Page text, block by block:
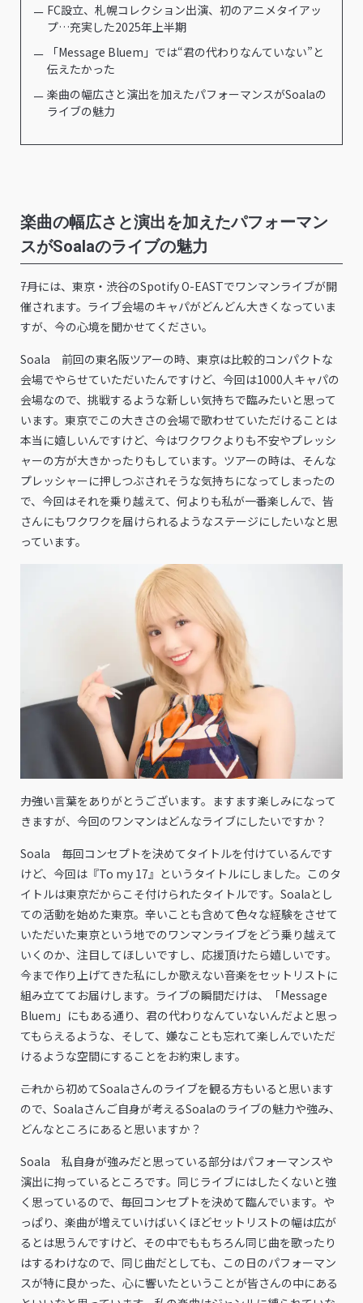
FC設立、札幌コレクション出演、初のアニメタイアッ
プ…充実した2025年上半期
「Message Bluem」では“君の代わりなんていない”と
伝えたかった
楽曲の幅広さと演出を加えたパフォーマンスがSoalaの
ライブの魅力
楽曲の幅広さと演出を加えたパフォーマン
スがSoalaのライブの魅力
――7月には、東京・渋谷のSpotify O-EASTでワンマンライブが開
催されます。ライブ会場のキャパがどんどん大きくなっていま
すが、今の心境を聞かせてください。
Soala 前回の東名阪ツアーの時、東京は比較的コンパクトな
会場でやらせていただいたんですけど、今回は1000人キャパの
会場なので、挑戦するような新しい気持ちで臨みたいと思って
います。東京でこの大きさの会場で歌わせていただけることは
本当に嬉しいんですけど、今はワクワクよりも不安やプレッシ
ャーの方が大きかったりもしています。ツアーの時は、そんな
プレッシャーに押しつぶされそうな気持ちになってしまったの
で、今回はそれを乗り越えて、何よりも私が一番楽しんで、皆
さんにもワクワクを届けられるようなステージにしたいなと思
っています。
――力強い言葉をありがとうございます。ますます楽しみになって
きますが、今回のワンマンはどんなライブにしたいですか？
Soala 毎回コンセプトを決めてタイトルを付けているんです
けど、今回は『To my 17』というタイトルにしました。このタ
イトルは東京だからこそ付けられたタイトルです。Soalaとし
ての活動を始めた東京。辛いことも含めて色々な経験をさせて
いただいた東京という地でのワンマンライブをどう乗り越えて
いくのか、注目してほしいですし、応援頂けたら嬉しいです。
今まで作り上げてきた私にしか歌えない音楽をセットリストに
組み立ててお届けします。ライブの瞬間だけは、「Message
Bluem」にもある通り、君の代わりなんていないんだよと思っ
てもらえるような、そして、嫌なことも忘れて楽しんでいただ
けるような空間にすることをお約束します。
――これから初めてSoalaさんのライブを観る方もいると思います
ので、Soalaさんご自身が考えるSoalaのライブの魅力や強み、
どんなところにあると思いますか？
Soala 私自身が強みだと思っている部分はパフォーマンスや
演出に拘っているところです。同じライブにはしたくないと強
く思っているので、毎回コンセプトを決めて臨んでいます。や
っぱり、楽曲が増えていけばいくほどセットリストの幅は広が
るとは思うんですけど、その中でももちろん同じ曲を歌ったり
はするわけなので、同じ曲だとしても、この日のパフォーマン
スが特に良かった、心に響いたということが皆さんの中にある